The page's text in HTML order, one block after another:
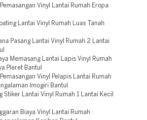
Vinyl Lantai Rumah Eropa
Lantai Vinyl Rumah Luas Tanah
Pasang Lantai Vinyl Rumah 2 Lantai
Memasang Lantai Lapis Vinyl Rumah
Pleret Bantul
Vinyl Pelapis Lantai Rumah
Imogiri Bantul
Stiker Lantai Vinyl Rumah 1 Lantai Kecil
Biaya Vinyl Lantai Rumah